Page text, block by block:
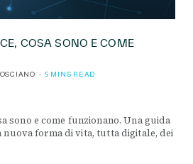
COSA SONO E COME
5 MINS READ
sono e come funzionano. Una guida
nuova forma di vita, tutta digitale, dei